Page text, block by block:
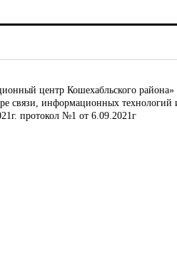
центр Кошехабльского района»
связи, информационных
протокол №1 от 6.09.2021г